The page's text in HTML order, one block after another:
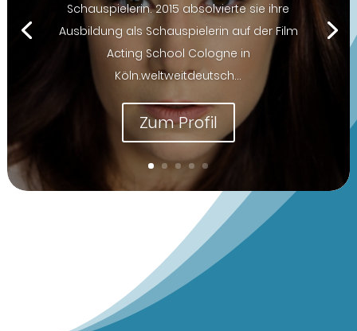
Schauspielerin. 2015 absolvierte sie ihre
Ausbildung als Schauspielerin auf der Film
Acting School Cologne in
Köln.weltweitdeutsch...
Zum Profil